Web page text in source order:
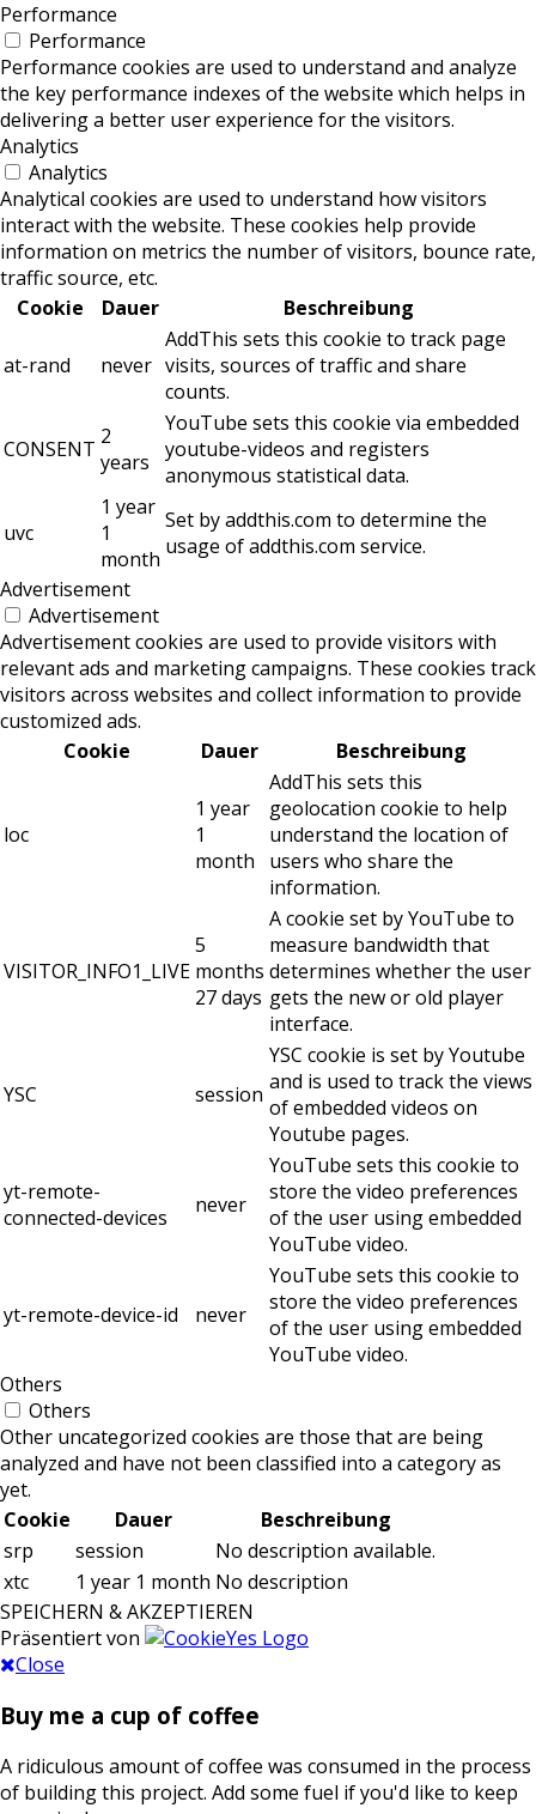
Performance
Performance
Performance cookies are used to understand and analyze
the key performance indexes of the website which helps in
delivering a better user experience for the visitors.
Analytics
Analytics
Analytical cookies are used to understand how visitors
interact with the website. These cookies help provide
information on metrics the number of visitors, bounce rate,
traffic source, etc.
Cookie
Dauer Beschreibung
at-rand never
AddThis sets this cookie to track page
visits, sources of traffic and share
counts.
CONSENT 2
years
YouTube sets this cookie via embedded
youtube-videos and registers
anonymous statistical data.
uvc
1 year
1
month
Set by addthis.com to determine the
usage of addthis.com service.
Advertisement
Advertisement
Advertisement cookies are used to provide visitors with
relevant ads and marketing campaigns. These cookies track
visitors across websites and collect information to provide
customized ads.
Cookie
Dauer Beschreibung
loc
1 year
1
month
AddThis sets this
geolocation cookie to help
understand the location of
users who share the
information.
VISITOR_INFO1_LIVE
5
months
27 days
A cookie set by YouTube to
measure bandwidth that
determines whether the user
gets the new or old player
interface.
YSC session
YSC cookie is set by Youtube
and is used to track the views
of embedded videos on
Youtube pages.
yt-remote-
connected-devices
never
YouTube sets this cookie to
store the video preferences
of the user using embedded
YouTube video.
yt-remote-device-id never
YouTube sets this cookie to
store the video preferences
of the user using embedded
YouTube video.
Others
Others
Other uncategorized cookies are those that are being
analyzed and have not been classified into a category as
yet.
Cookie
Dauer
Beschreibung
srp
session
No description available.
xtc
1 year 1 month No description
SPEICHERN & AKZEPTIEREN
Präsentiert von
Close
Buy me a cup of coffee
A ridiculous amount of coffee was consumed in the process
of building this project. Add some fuel if you'd like to keep